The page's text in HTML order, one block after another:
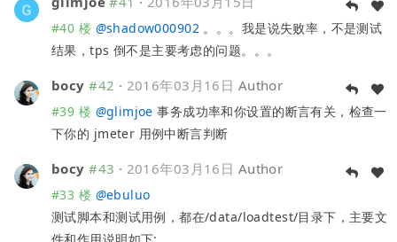
#40 楼 @shadow000902 。。。我是说失败率，不是测试
结果，tps 倒不是主要考虑的问题。。。
bocy #42 · 2016年03月16日 Author
#39 楼 @glimjoe 事务成功率和你设置的断言有关，检查一
下你的 jmeter 用例中断言判断
bocy #43 · 2016年03月16日 Author
#33 楼 @ebuluo
测试脚本和测试用例，都在/data/loadtest/目录下，主要文